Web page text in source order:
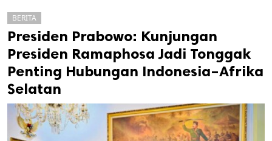
BERITA
Presiden Prabowo: Kunjungan
Presiden Ramaphosa Jadi Tonggak
Penting Hubungan Indonesia–Afrika
Selatan